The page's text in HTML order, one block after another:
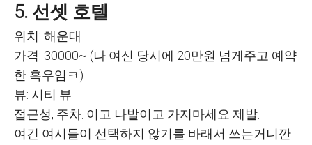
5. 선셋 호텔
위치: 해운대
가격: 30000~ (나 여신 당시에 20만원 넘게주고 예약
한 흑우임ㅋ)
뷰: 시티 뷰
접근성, 주차: 이고 나발이고 가지마세요 제발.
여긴 여시들이 선택하지 않기를 바래서 쓰는거니깐